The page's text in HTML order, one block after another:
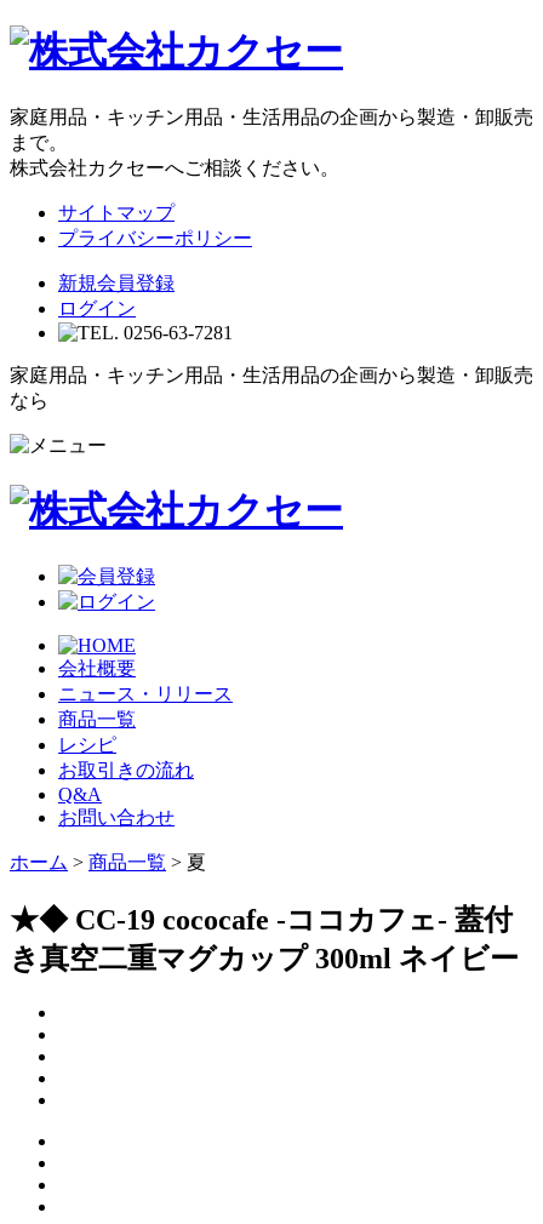
家庭用品・キッチン用品・生活用品の企画から製造・卸販売
まで。
株式会社カクセーへご相談ください。
サイトマップ
プライバシーポリシー
新規会員登録
ログイン
家庭用品・キッチン用品・生活用品の企画から製造・卸販売
なら
会社概要
ニュース・リリース
商品一覧
レシピ
お取引きの流れ
Q&A
お問い合わせ
ホーム > 商品一覧 > 夏
★◆ CC-19 cococafe -ココカフェ- 蓋付
き真空二重マグカップ 300ml ネイビー